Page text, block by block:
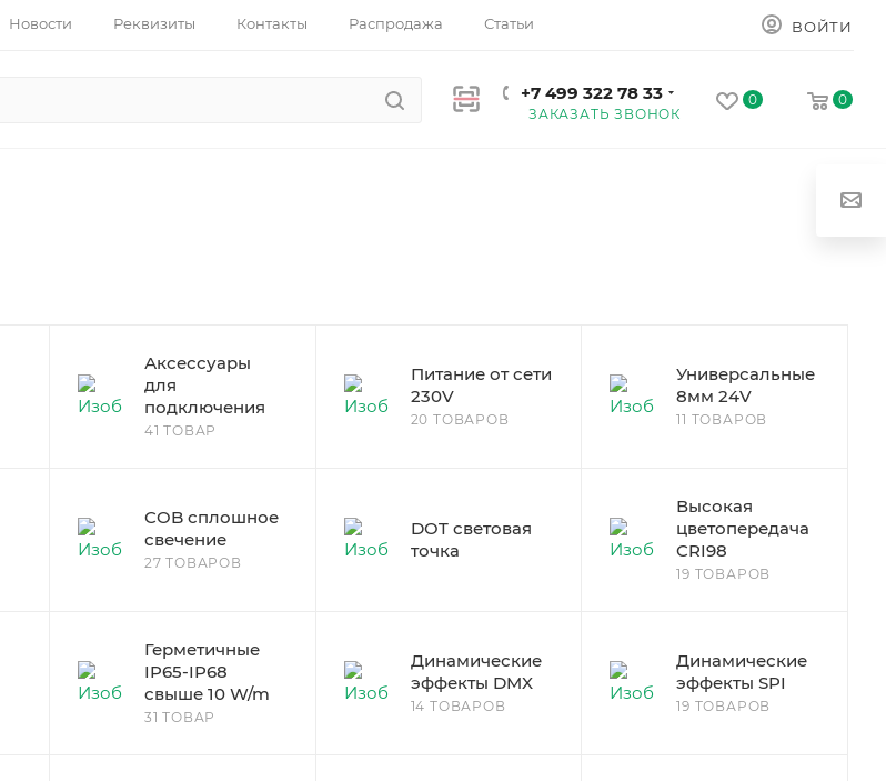
Новости Реквизиты Контакты Распродажа Статьи ВОЙТИ
+7 499 322 78 33
ЗАКАЗАТЬ ЗВОНОК
0 0
Аксессуары
для
подключения
41 ТОВАР
Питание от сети
230V
20 ТОВАРОВ
Универсальные
8мм 24V
11 ТОВАРОВ
COB сплошное
свечение
27 ТОВАРОВ
DOT световая
точка
Высокая
цветопередача
CRI98
19 ТОВАРОВ
Герметичные
IP65-IP68
свыше 10 W/m
31 ТОВАР
Динамические
эффекты DMX
14 ТОВАРОВ
Динамические
эффекты SPI
19 ТОВАРОВ